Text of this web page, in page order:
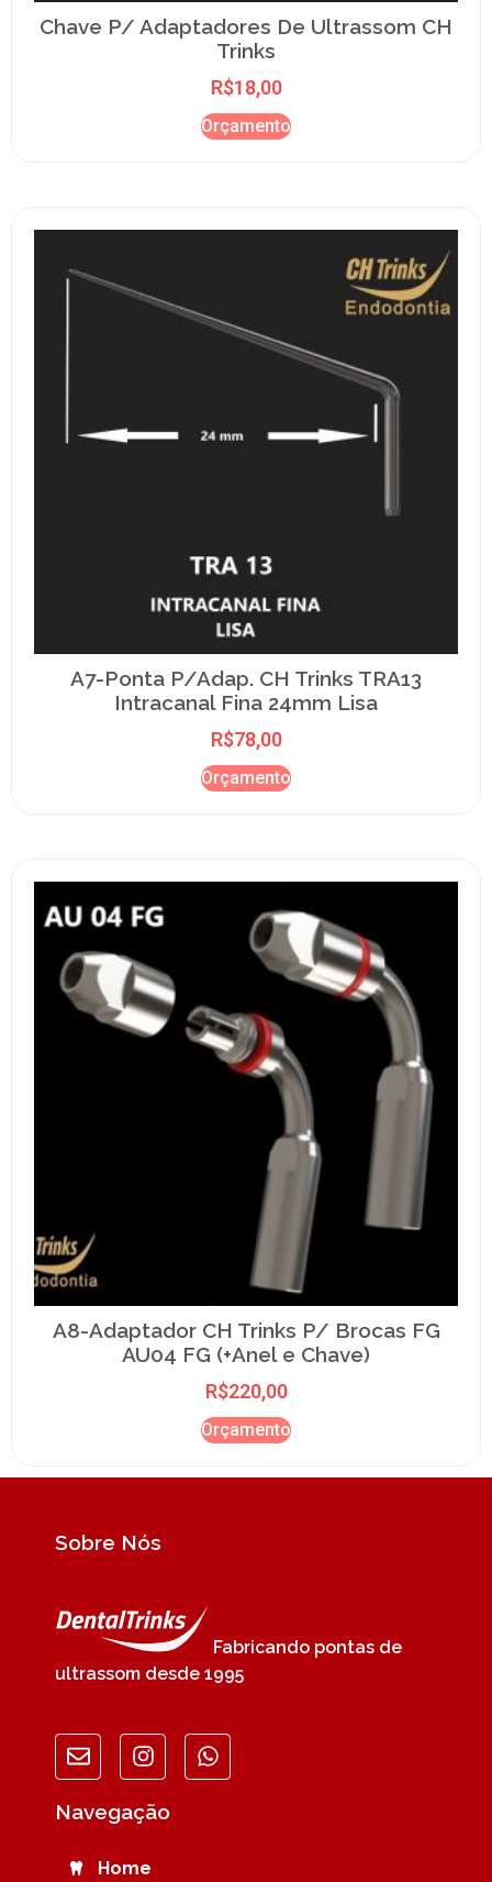
Chave P/ Adaptadores De Ultrassom CH
Trinks
R$18,00
Orçamento
A7-Ponta P/Adap. CH Trinks TRA13
Intracanal Fina 24mm Lisa
R$78,00
Orçamento
A8-Adaptador CH Trinks P/ Brocas FG
AU04 FG (+Anel e Chave)
R$220,00
Orçamento
Sobre Nós
Fabricando pontas de
ultrassom desde 1995
Navegação
Home